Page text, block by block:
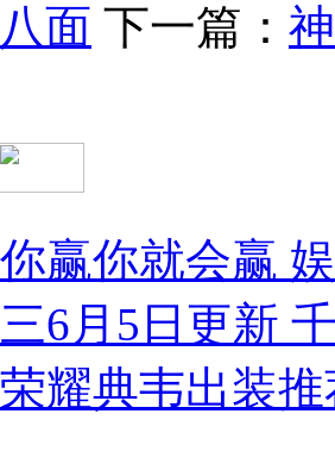
面 下一篇：
赢你就会赢
6月5日更新
耀典韦出装